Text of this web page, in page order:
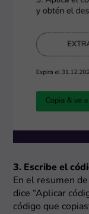
3. Escribe el
En el resumen
dice “Aplicar
código que